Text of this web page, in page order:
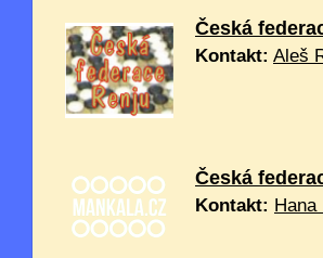
Česká
Kontakt: Aleš
Česká
Kontakt: Hana